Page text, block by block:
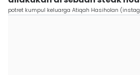
potret kumpul keluarga Atiqah Hasiholan